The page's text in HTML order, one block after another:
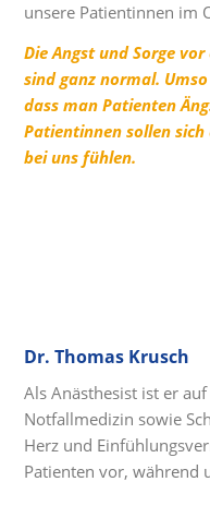
unsere Patientinnen im
Die Angst und Sorge
sind ganz normal.
dass man Patienten
Patientinnen sollen
bei uns fühlen.
Dr. Thomas Krusch
Als Anästhesist ist er
Notfallmedizin sowie
Herz und
Patienten vor, während